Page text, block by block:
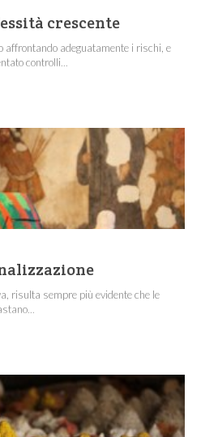
crescente
affrontando adeguatamente i rischi, e
controlli...
risulta sempre più evidente che le